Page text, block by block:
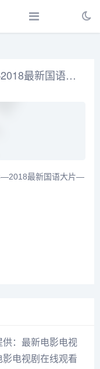
潦草影视―潦草独播国语电影―2018最新国语大片―免费国语潦草电影网
―2018最新国语大片―
：最新电影电视
电视剧在线观看